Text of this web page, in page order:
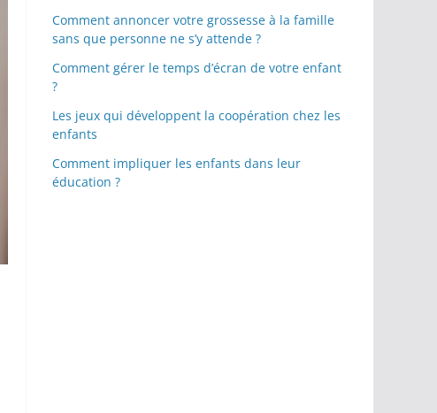
Comment annoncer votre grossesse à la famille
sans que personne ne s’y attende ?
Comment gérer le temps d’écran de votre enfant
?
Les jeux qui développent la coopération chez les
enfants
Comment impliquer les enfants dans leur
éducation ?